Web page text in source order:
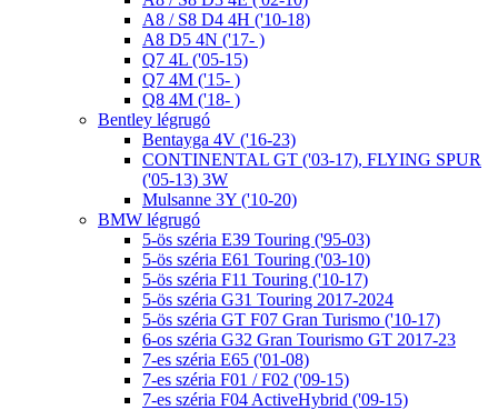
A8 / S8 D4 4H ('10-18)
A8 D5 4N ('17- )
Q7 4L ('05-15)
Q7 4M ('15- )
Q8 4M ('18- )
Bentley légrugó
Bentayga 4V ('16-23)
CONTINENTAL GT ('03-17), FLYING SPUR
('05-13) 3W
Mulsanne 3Y ('10-20)
BMW légrugó
5-ös széria E39 Touring ('95-03)
5-ös széria E61 Touring ('03-10)
5-ös széria F11 Touring ('10-17)
5-ös széria G31 Touring 2017-2024
5-ös széria GT F07 Gran Turismo ('10-17)
6-os széria G32 Gran Tourismo GT 2017-23
7-es széria E65 ('01-08)
7-es széria F01 / F02 ('09-15)
7-es széria F04 ActiveHybrid ('09-15)